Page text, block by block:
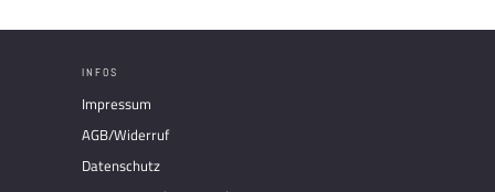
INFOS
Impressum
AGB/Widerruf
Datenschutz